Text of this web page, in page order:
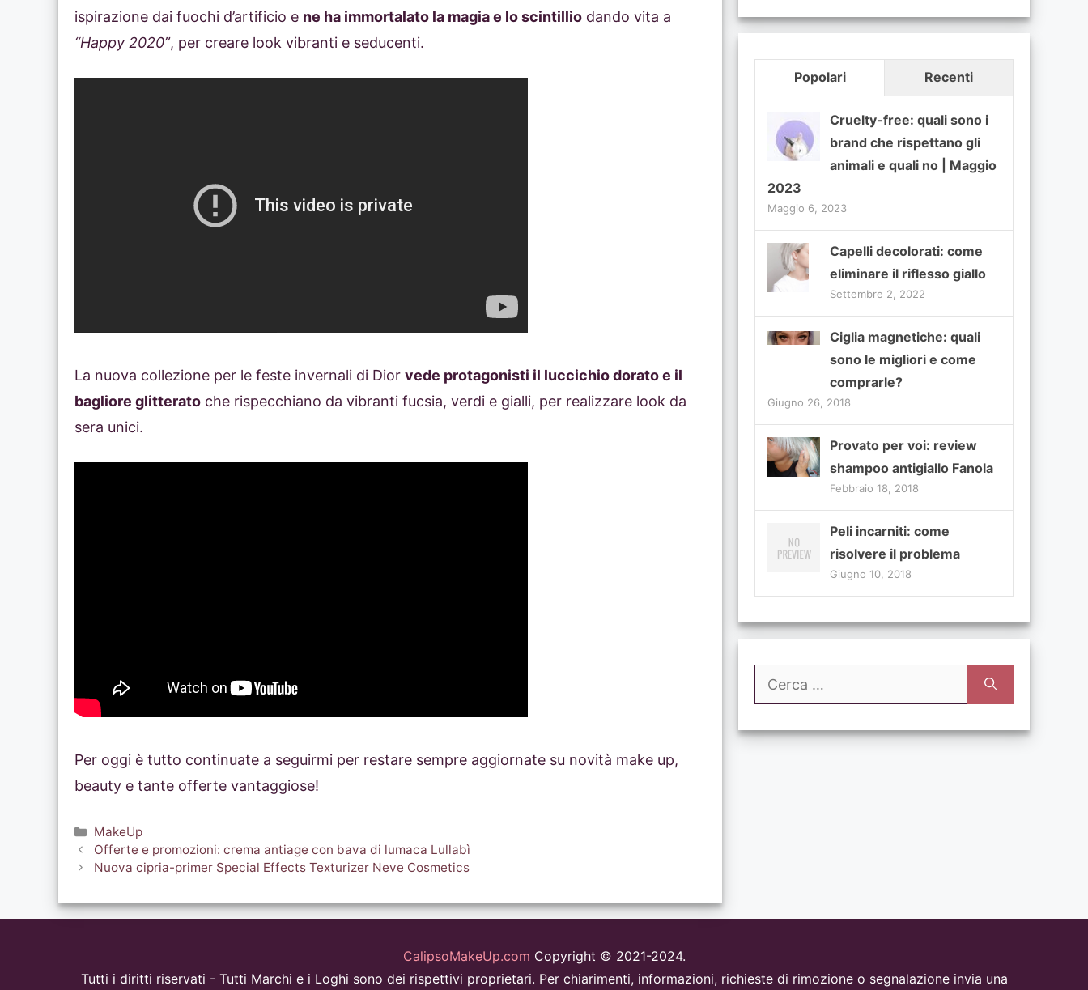
ispirazione dai fuochi d’artificio e ne ha immortalato la magia e lo scintillio dando vita a
“Happy 2020”, per creare look vibranti e seducenti.
La nuova collezione per le feste invernali di Dior vede protagonisti il luccichio dorato e il
bagliore glitterato che rispecchiano da vibranti fucsia, verdi e gialli, per realizzare look da
sera unici.
Per oggi è tutto continuate a seguirmi per restare sempre aggiornate su novità make up,
beauty e tante offerte vantaggiose!
Categorie
MakeUp
Offerte e promozioni: crema antiage con bava di lumaca Lullabì
Nuova cipria-primer Special Effects Texturizer Neve Cosmetics
Popolari Recenti
Cruelty-free: quali sono i
brand che rispettano gli
animali e quali no | Maggio
2023
Maggio 6, 2023
Capelli decolorati: come
eliminare il riflesso giallo
Settembre 2, 2022
Ciglia magnetiche: quali
sono le migliori e come
comprarle?
Giugno 26, 2018
Provato per voi: review
shampoo antigiallo Fanola
Febbraio 18, 2018
Peli incarniti: come
risolvere il problema
Giugno 10, 2018
Ricerca
CalipsoMakeUp.com Copyright © 2021-2024.
Tutti i diritti riservati - Tutti Marchi e i Loghi sono dei rispettivi proprietari. Per chiarimenti, informazioni, richieste di rimozione o segnalazione invia una